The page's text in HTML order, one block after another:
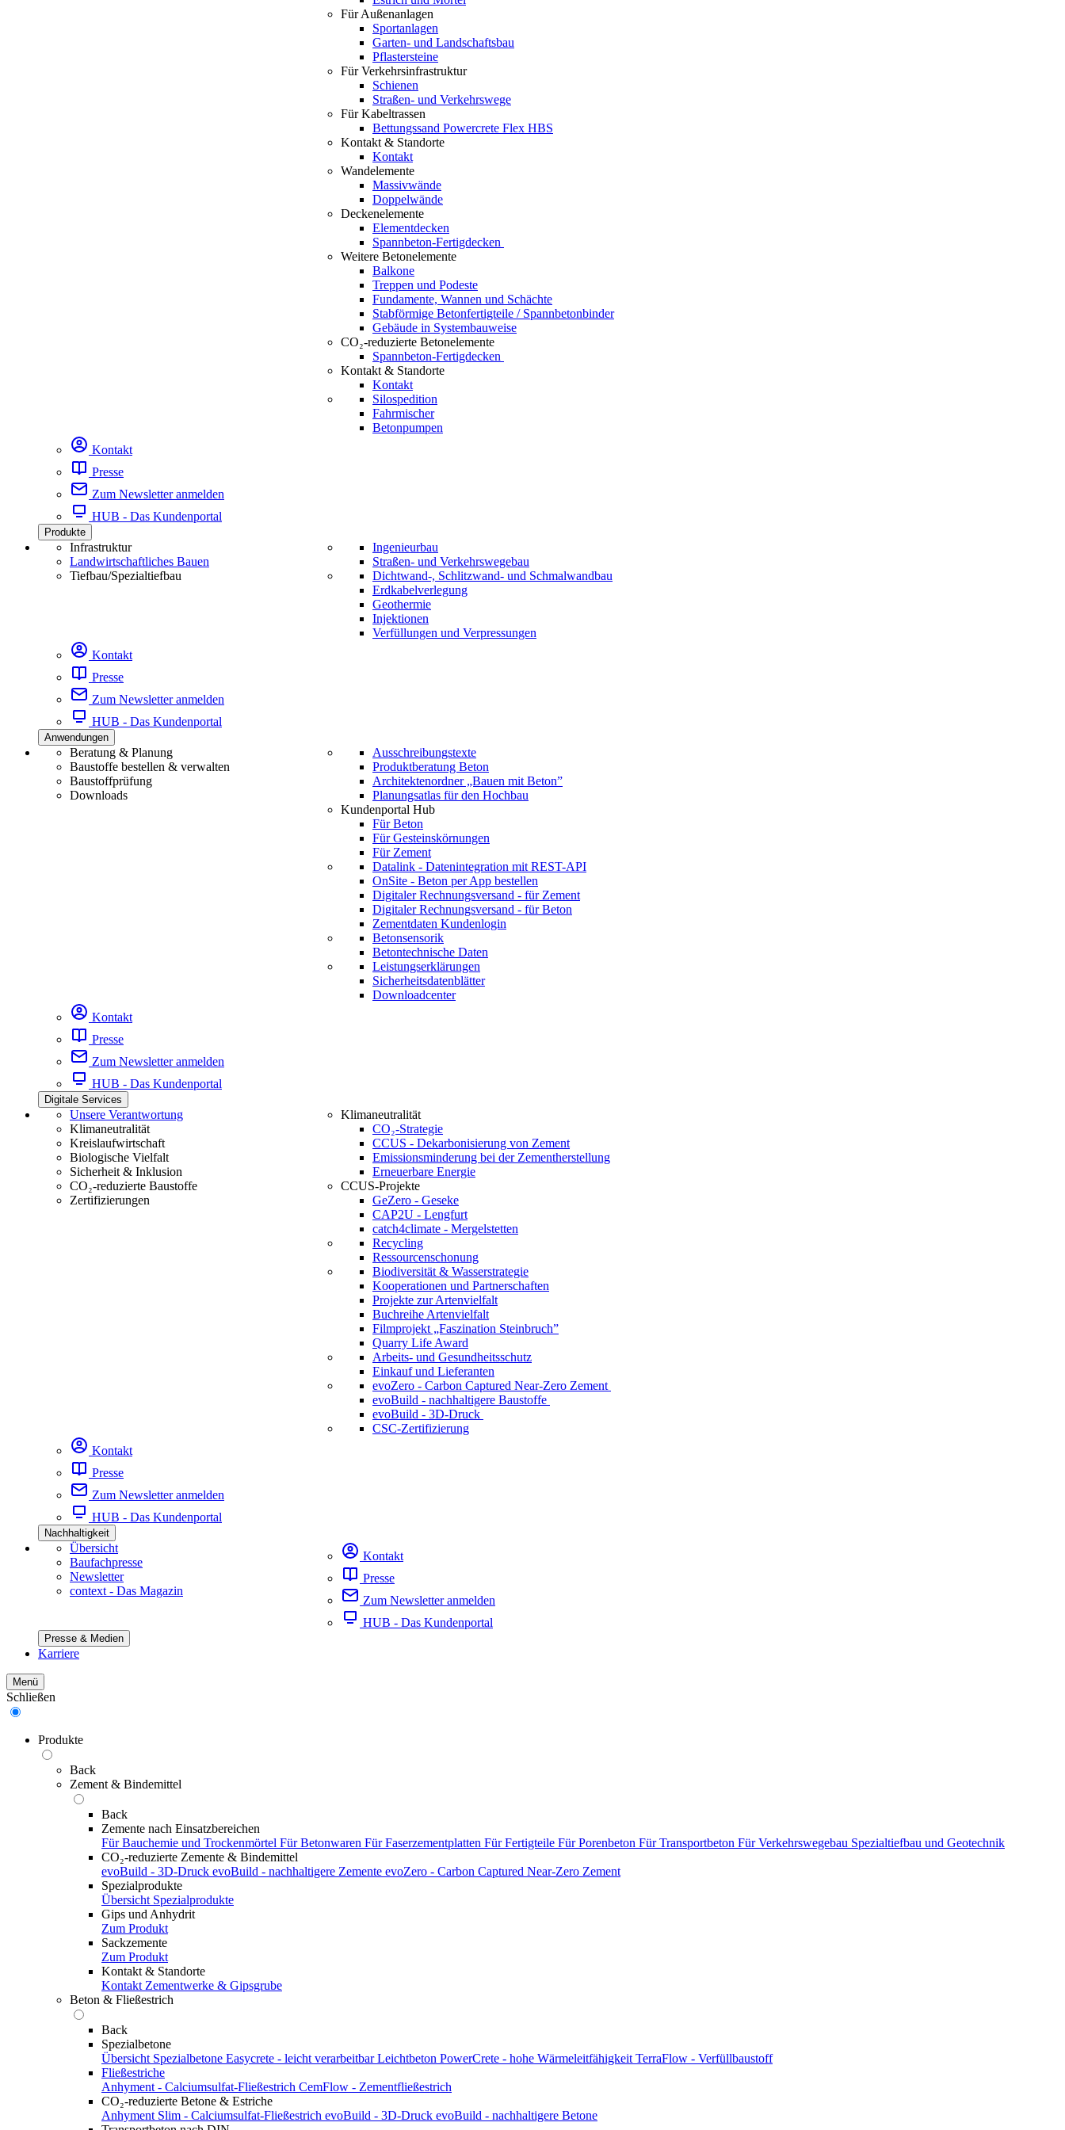
Für Außenanlagen
Sportanlagen
Garten- und Landschaftsbau
Pflastersteine
Für Verkehrsinfrastruktur
Schienen
Straßen- und Verkehrswege
Für Kabeltrassen
Bettungssand Powercrete Flex HBS
Kontakt & Standorte
Kontakt
Wandelemente
Massivwände
Doppelwände
Deckenelemente
Elementdecken
Spannbeton-Fertigdecken
Weitere Betonelemente
Balkone
Treppen und Podeste
Fundamente, Wannen und Schächte
Stabförmige Betonfertigteile / Spannbetonbinder
Gebäude in Systembauweise
CO₂-reduzierte Betonelemente
Spannbeton-Fertigdecken
Kontakt & Standorte
Kontakt
Silospedition
Fahrmischer
Betonpumpen
Kontakt
Presse
Zum Newsletter anmelden
HUB - Das Kundenportal
Produkte
Infrastruktur
Landwirtschaftliches Bauen
Tiefbau/Spezialtiefbau
Ingenieurbau
Straßen- und Verkehrswegebau
Dichtwand-, Schlitzwand- und Schmalwandbau
Erdkabelverlegung
Geothermie
Injektionen
Verfüllungen und Verpressungen
Kontakt
Presse
Zum Newsletter anmelden
HUB - Das Kundenportal
Anwendungen
Beratung & Planung
Baustoffe bestellen & verwalten
Baustoffprüfung
Downloads
Ausschreibungstexte
Produktberatung Beton
Architektenordner „Bauen mit Beton”
Planungsatlas für den Hochbau
Kundenportal Hub
Für Beton
Für Gesteinskörnungen
Für Zement
Datalink - Datenintegration mit REST-API
OnSite - Beton per App bestellen
Digitaler Rechnungsversand - für Zement
Digitaler Rechnungsversand - für Beton
Zementdaten Kundenlogin
Betonsensorik
Betontechnische Daten
Leistungserklärungen
Sicherheitsdatenblätter
Downloadcenter
Kontakt
Presse
Zum Newsletter anmelden
HUB - Das Kundenportal
Digitale Services
Unsere Verantwortung
Klimaneutralität
Kreislaufwirtschaft
Biologische Vielfalt
Sicherheit & Inklusion
CO₂-reduzierte Baustoffe
Zertifizierungen
Klimaneutralität
CO₂-Strategie
CCUS - Dekarbonisierung von Zement
Emissionsminderung bei der Zementherstellung
Erneuerbare Energie
CCUS-Projekte
GeZero - Geseke
CAP2U - Lengfurt
catch4climate - Mergelstetten
Recycling
Ressourcenschonung
Biodiversität & Wasserstrategie
Kooperationen und Partnerschaften
Projekte zur Artenvielfalt
Buchreihe Artenvielfalt
Filmprojekt „Faszination Steinbruch”
Quarry Life Award
Arbeits- und Gesundheitsschutz
Einkauf und Lieferanten
evoZero - Carbon Captured Near-Zero Zement
evoBuild - nachhaltigere Baustoffe
evoBuild - 3D-Druck
CSC-Zertifizierung
Kontakt
Presse
Zum Newsletter anmelden
HUB - Das Kundenportal
Nachhaltigkeit
Übersicht
Baufachpresse
Newsletter
context - Das Magazin
Kontakt
Presse
Zum Newsletter anmelden
HUB - Das Kundenportal
Presse & Medien
Karriere
Menü
Schließen
Produkte
Back
Zement & Bindemittel
Back
Zemente nach Einsatzbereichen
Für Bauchemie und Trockenmörtel Für Betonwaren Für Faserzementplatten Für Fertigteile Für Porenbeton Für Transportbeton Für Verkehrswegebau Spezialtiefbau und Geotechnik
CO₂-reduzierte Zemente & Bindemittel
evoBuild - 3D-Druck evoBuild - nachhaltigere Zemente evoZero - Carbon Captured Near-Zero Zement
Spezialprodukte
Übersicht Spezialprodukte
Gips und Anhydrit
Zum Produkt
Sackzemente
Zum Produkt
Kontakt & Standorte
Kontakt Zementwerke & Gipsgrube
Beton & Fließestrich
Back
Spezialbetone
Übersicht Spezialbetone Easycrete - leicht verarbeitbar Leichtbeton PowerCrete - hohe Wärmeleitfähigkeit TerraFlow - Verfüllbaustoff
Fließestriche
Anhyment - Calciumsulfat-Fließestrich CemFlow - Zementfließestrich
CO₂-reduzierte Betone & Estriche
Anhyment Slim - Calciumsulfat-Fließestrich evoBuild - 3D-Druck evoBuild - nachhaltigere Betone